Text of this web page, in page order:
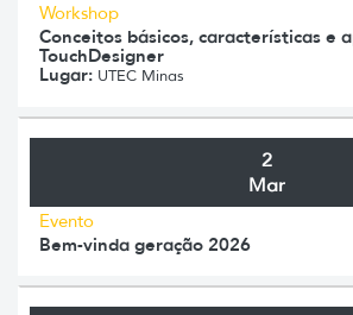
Workshop
Conceitos básicos, características e
TouchDesigner
Lugar: UTEC Minas
2
Mar
Evento
Bem-vinda geração 2026